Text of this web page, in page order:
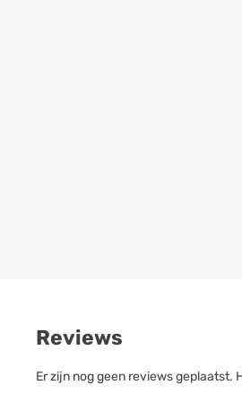
Reviews
Er zijn nog geen reviews geplaatst.